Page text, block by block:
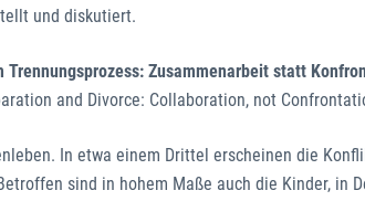
und diskutiert.
Trennungsprozess: Zusammenarbeit statt
and Divorce: Collaboration, not
In etwa einem Drittel erscheinen die
sind in hohem Maße auch die Kinder, in